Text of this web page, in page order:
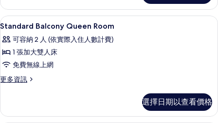
相
片
Room
的
詳
顯
示
Standard
Balcony
Queen
Room
有
1
Standard Balcony Queen Room
可容納 2 人 (依實際入住人數計費)
1 張加大雙人床
免費無線上網
更多資訊
更
Queen
選擇日期以查看價格